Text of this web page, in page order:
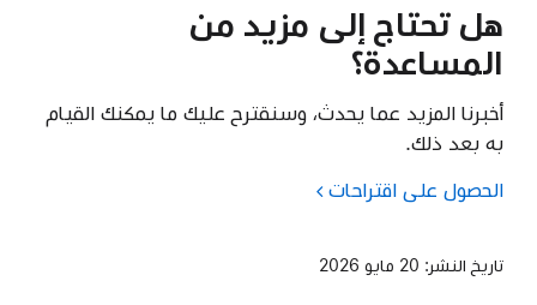
هل تحتاج إلى مزيد من
المساعدة؟
أخبرنا المزيد عما يحدث، وسنقترح عليك ما يمكنك القيام
به بعد ذلك.
الحصول على اقتراحات
تاريخ النشر: 20 مايو 2026